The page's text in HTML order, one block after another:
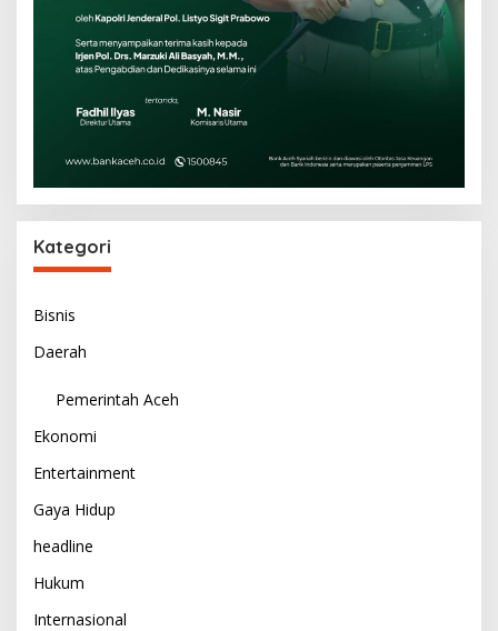
Kategori
Bisnis
Daerah
Pemerintah Aceh
Ekonomi
Entertainment
Gaya Hidup
headline
Hukum
Internasional